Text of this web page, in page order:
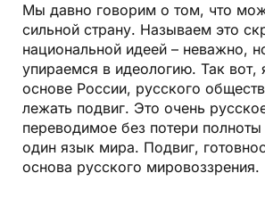
Мы давно говорим о том, что
сильной страну. Называем это
национальной идеей – неважно,
упираемся в идеологию. Так вот,
основе России, русского
лежать подвиг. Это очень
переводимое без потери
один язык мира. Подвиг,
основа русского мировоззрения.